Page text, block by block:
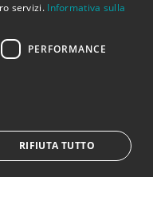
così:
servizi. Informativa sulla
PERFORMANCE
RIFIUTA TUTTO